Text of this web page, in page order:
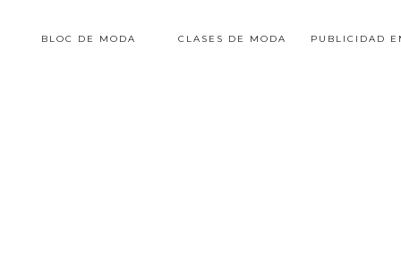
BLOC DE MODA CLASES DE MODA PUBLICIDAD